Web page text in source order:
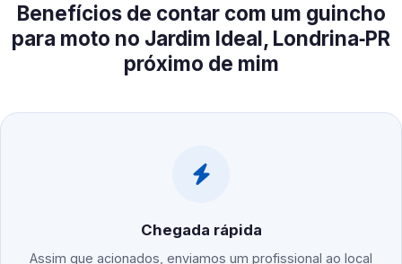
Benefícios de contar com um guincho
para moto no Jardim Ideal, Londrina‑PR
próximo de mim
Chegada rápida
Assim que acionados, enviamos um profissional ao local